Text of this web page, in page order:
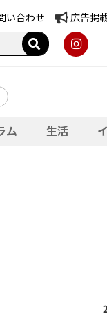
い合わせ 広告掲
ム 生活